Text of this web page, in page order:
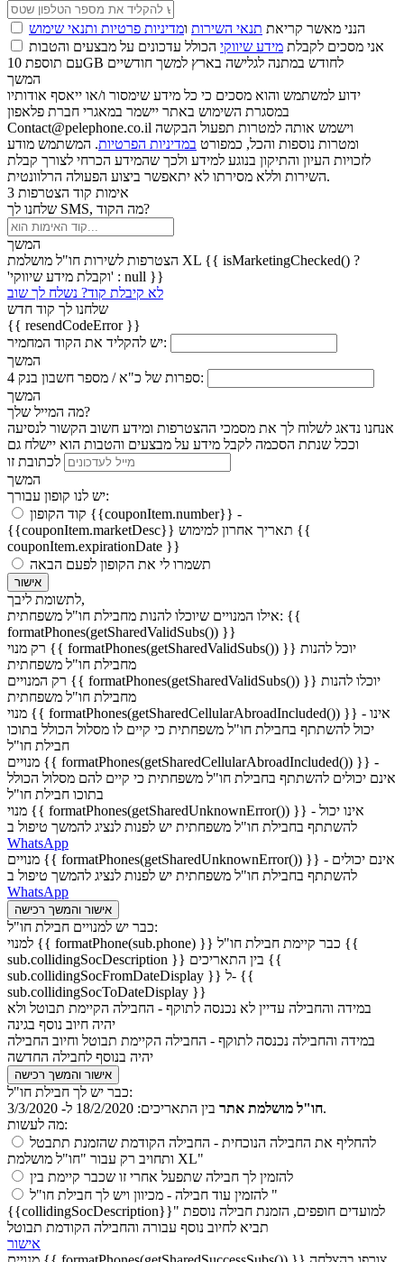
הנני מאשר קריאת תנאי השירות ומדיניות פרטיות ותנאי שימוש
אני מסכים לקבלת מידע שיווקי הכולל עדכונים על מבצעים והטבות
עם תוספת 10GB לחודש במתנה לגלישה בארץ למשך חודשיים
המשך
ידוע למשתמש והוא מסכים כי כל מידע שימסור ו/או ייאסף אודותיו
במסגרת השימוש באתר יישמר במאגרי חברת פלאפון
Contact@pelephone.co.il וישמש אותה למטרות תפעול הבקשה
ומטרות נוספות והכל, כמפורט במדיניות הפרטיות. המשתמש מודע
לזכויות העיון והתיקון בנוגע למידע ולכך שהמידע הכרחי לצורך קבלת
השירות וללא מסירתו לא יתאפשר ביצוע הפעולה הרלוונטית.
3 אימות קוד הצטרפות
שלחנו לך SMS, מה הקוד?
המשך
הצטרפות לשירות חו"ל מושלמת XL {{ isMarketingChecked() ?
'וקבלת מידע שיווקי' : null }}
לא קיבלת קוד? נשלח לך שוב
שלחנו לך קוד חדש
{{ resendCodeError }}
יש להקליד את הקוד המחמיר:
המשך
4 ספרות של כ"א / מספר חשבון בנק:
המשך
מה המייל שלך?
אנחנו נדאג לשלוח לך את מסמכי ההצטרפות ומידע חשוב הקשור לנסיעה
וככל שנתת הסכמה לקבל מידע על מבצעים והטבות הוא יישלח גם
המשך
יש לנו קופון עבורך:
קוד הקופון {{couponItem.number}} -
{{couponItem.marketDesc}} תאריך אחרון למימוש {{
couponItem.expirationDate }}
תשמרו לי את הקופון לפעם הבאה
אישור
לתשומת ליבך,
אילו המנויים שיוכלו להנות מחבילת חו"ל משפחתית: {{
formatPhones(getSharedValidSubs()) }}
רק מנוי {{ formatPhones(getSharedValidSubs()) }} יוכל להנות
מחבילת חו"ל משפחתית
רק המנויים {{ formatPhones(getSharedValidSubs()) }} יוכלו להנות
מחבילת חו"ל משפחתית
מנוי {{ formatPhones(getSharedCellularAbroadIncluded()) }} - אינו
יכול להשתתף בחבילת חו"ל משפחתית כי קיים לו מסלול הכולל בתוכו
חבילת חו"ל
מנויים {{ formatPhones(getSharedCellularAbroadIncluded()) }} -
אינם יכולים להשתתף בחבילת חו"ל משפחתית כי קיים להם מסלול הכולל
בתוכו חבילת חו"ל
מנוי {{ formatPhones(getSharedUnknownError()) }} - אינו יכול
להשתתף בחבילת חו"ל משפחתית יש לפנות לנציג להמשך טיפול ב
WhatsApp
מנויים {{ formatPhones(getSharedUnknownError()) }} - אינם יכולים
להשתתף בחבילת חו"ל משפחתית יש לפנות לנציג להמשך טיפול ב
WhatsApp
אישור והמשך רכישה
כבר יש למנויים חבילת חו"ל:
למנוי {{ formatPhone(sub.phone) }} כבר קיימת חבילת חו"ל {{
sub.collidingSocDescription }} בין התאריכים {{
sub.collidingSocFromDateDisplay }} ל- {{
sub.collidingSocToDateDisplay }}
במידה והחבילה עדיין לא נכנסה לתוקף - החבילה הקיימת תבוטל ולא
יהיה חיוב נוסף בגינה
במידה והחבילה נכנסה לתוקף - החבילה הקיימת תבוטל וחיוב החבילה
יהיה בנוסף לחבילה החדשה
אישור והמשך רכישה
כבר יש לך חבילת חו"ל:
חו"ל מושלמת אתר בין התאריכים:
18/2/2020 ל- 3/3/2020.
מה לעשות:
להחליף את החבילה הנוכחית - החבילה הקודמת שהזמנת תתבטל
ותחויב רק עבור "חו"ל מושלמת XL"
להזמין לך חבילה שתפעל אחרי זו שכבר קיימת בין
להזמין עוד חבילה - מכיוון ויש לך חבילת חו"ל "
{{collidingSocDescription}}" למועדים חופפים, הזמנת חבילה נוספת
תביא לחיוב נוסף עבורה והחבילה הקודמת תבוטל
אישור